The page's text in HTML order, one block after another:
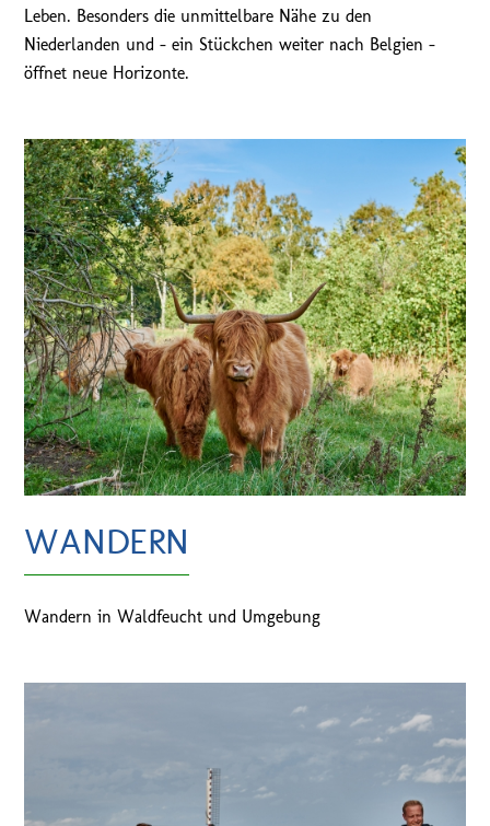
Leben. Besonders die unmittelbare Nähe zu den
Niederlanden und – ein Stückchen weiter nach Belgien –
öffnet neue Horizonte.
WANDERN
Wandern in Waldfeucht und Umgebung